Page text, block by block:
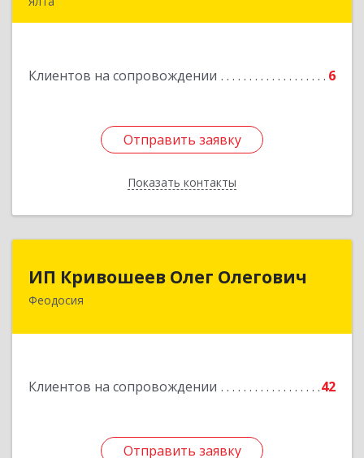
Клиентов на сопровождении 6
Отправить заявку
Показать контакты
Отправить заявку
Назад
ИП Кривошеев Олег Олегович
Феодосия
Клиентов на сопровождении 42
Отправить заявку
Отправить заявку